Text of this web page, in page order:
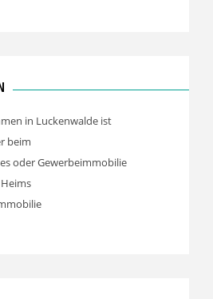
in Luckenwalde ist
beim
oder Gewerbeimmobilie